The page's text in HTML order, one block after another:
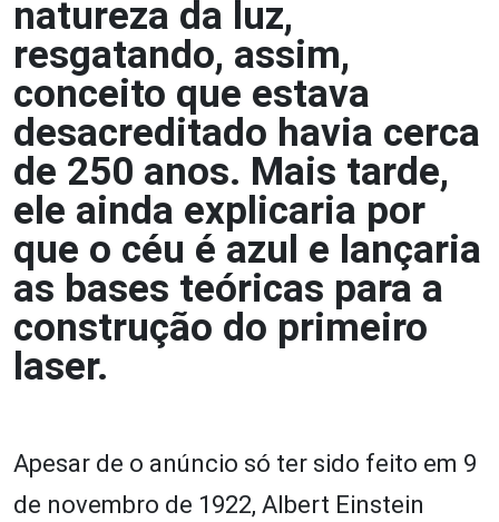
natureza da luz,
resgatando, assim,
conceito que estava
desacreditado havia cerca
de 250 anos. Mais tarde,
ele ainda explicaria por
que o céu é azul e lançaria
as bases teóricas para a
construção do primeiro
laser.
Apesar de o anúncio só ter sido feito em 9
de novembro de 1922, Albert Einstein